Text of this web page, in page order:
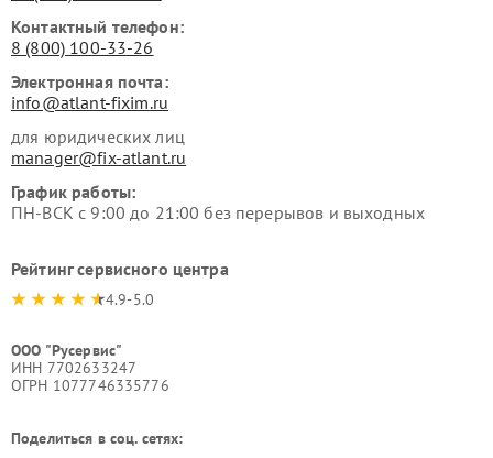
Контактный телефон:
8 (800) 100-33-26
Электронная почта:
info@atlant-fixim.ru
для юридических лиц
manager@fix-atlant.ru
График работы:
ПН-ВСК с 9:00 до 21:00 без перерывов и выходных
Рейтинг сервисного центра
4.9-5.0
ООО "Русервис"
ИНН 7702633247
ОГРН 1077746335776
Поделиться в соц. сетях: